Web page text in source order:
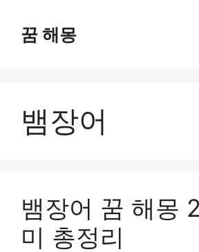
꿈 해몽
뱀장어
뱀장어 꿈 해몽
미 총정리